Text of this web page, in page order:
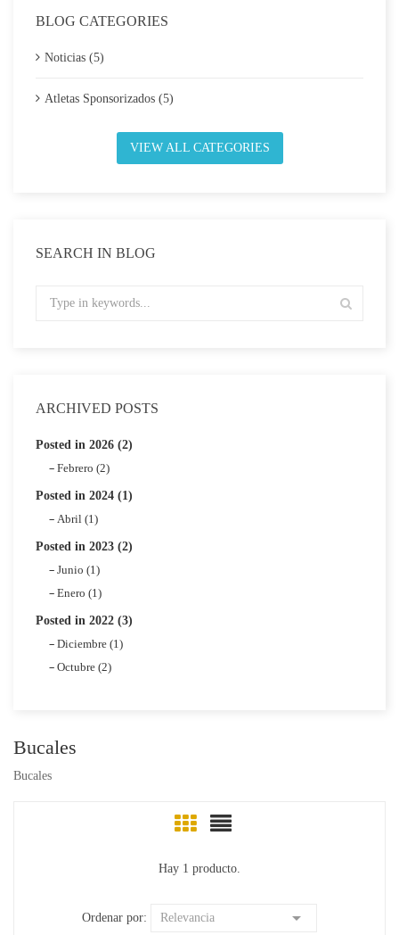
BLOG CATEGORIES
Noticias (5)
Atletas Sponsorizados (5)
VIEW ALL CATEGORIES
SEARCH IN BLOG
ARCHIVED POSTS
Posted in 2026 (2)
Febrero (2)
Posted in 2024 (1)
Abril (1)
Posted in 2023 (2)
Junio (1)
Enero (1)
Posted in 2022 (3)
Diciembre (1)
Octubre (2)
Bucales
Bucales
Hay 1 producto.
Ordenar por: Relevancia 